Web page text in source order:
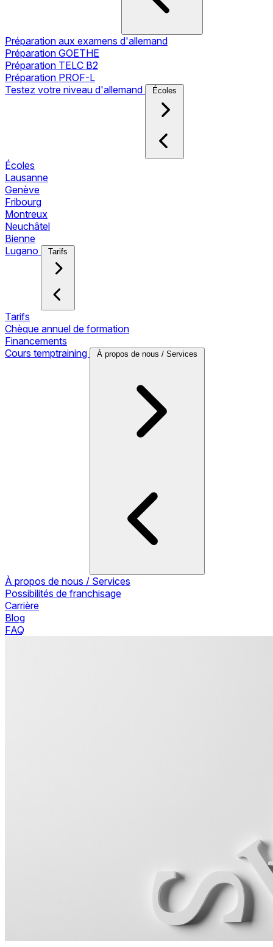
Préparation aux examens d'allemand
Préparation GOETHE
Préparation TELC B2
Préparation PROF-L
Testez votre niveau d'allemand
Écoles
Écoles
Lausanne
Genève
Fribourg
Montreux
Neuchâtel
Bienne
Lugano
Tarifs
Tarifs
Chèque annuel de formation
Financements
Cours temptraining
À propos de nous / Services
À propos de nous / Services
Possibilités de franchisage
Carrière
Blog
FAQ